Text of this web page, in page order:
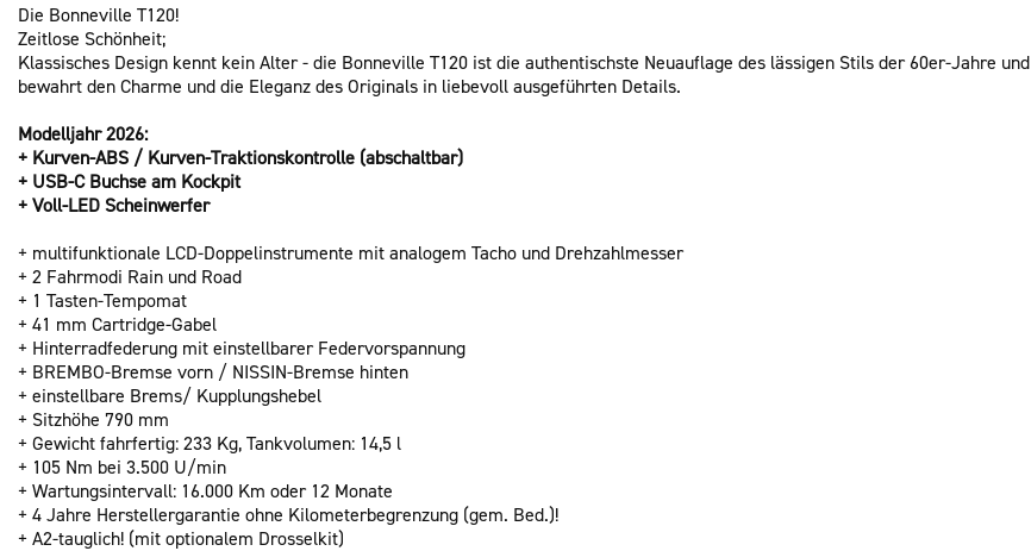
Die Bonneville T120!
Zeitlose Schönheit;
Klassisches Design kennt kein Alter - die Bonneville T120 ist die authentischste Neuauflage des lässigen Stils der 60er-Jahre und
bewahrt den Charme und die Eleganz des Originals in liebevoll ausgeführten Details.
Modelljahr 2026:
+ Kurven-ABS / Kurven-Traktionskontrolle (abschaltbar)
+ USB-C Buchse am Kockpit
+ Voll-LED Scheinwerfer
+ multifunktionale LCD-Doppelinstrumente mit analogem Tacho und Drehzahlmesser
+ 2 Fahrmodi Rain und Road
+ 1 Tasten-Tempomat
+ 41 mm Cartridge-Gabel
+ Hinterradfederung mit einstellbarer Federvorspannung
+ BREMBO-Bremse vorn / NISSIN-Bremse hinten
+ einstellbare Brems/ Kupplungshebel
+ Sitzhöhe 790 mm
+ Gewicht fahrfertig: 233 Kg, Tankvolumen: 14,5 l
+ 105 Nm bei 3.500 U/min
+ Wartungsintervall: 16.000 Km oder 12 Monate
+ 4 Jahre Herstellergarantie ohne Kilometerbegrenzung (gem. Bed.)!
+ A2-tauglich! (mit optionalem Drosselkit)